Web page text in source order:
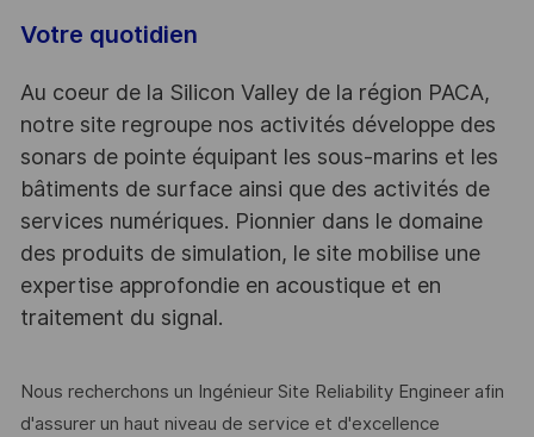
Votre quotidien
Au coeur de la Silicon Valley de la région PACA,
notre site regroupe nos activités développe des
sonars de pointe équipant les sous-marins et les
bâtiments de surface ainsi que des activités de
services numériques. Pionnier dans le domaine
des produits de simulation, le site mobilise une
expertise approfondie en acoustique et en
traitement du signal.
Nous recherchons un Ingénieur Site Reliability Engineer afin
d'assurer un haut niveau de service et d'excellence